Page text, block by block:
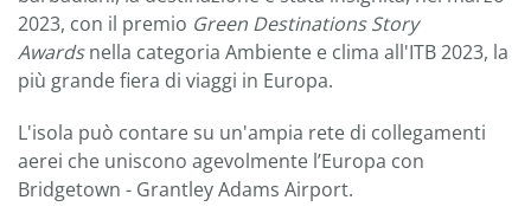
2023, con il premio Green Destinations Story
Awardsnella categoria Ambiente e clima all'ITB 2023, la
più grande fiera di viaggi in Europa.
L'isola può contare su un'ampia rete di collegamenti
aerei che uniscono agevolmente l’Europa con
Bridgetown - Grantley Adams Airport.